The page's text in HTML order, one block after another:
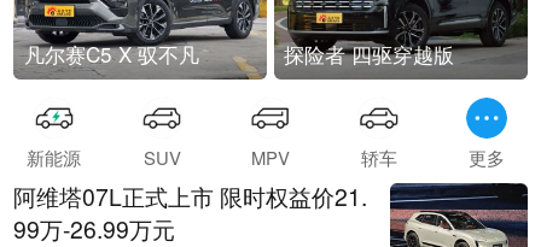
凡尔赛C5 X 驭不凡 探险者 四驱穿越版
新能源 SUV MPV 轿车 更多
阿维塔07L正式上市 限时权益价21.
99万-26.99万元